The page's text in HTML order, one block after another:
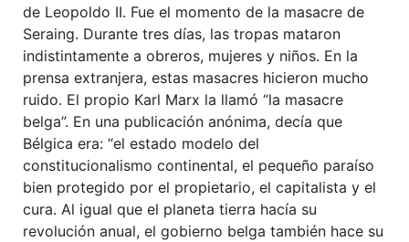
de Leopoldo II. Fue el momento de la masacre de
Seraing. Durante tres días, las tropas mataron
indistintamente a obreros, mujeres y niños. En la
prensa extranjera, estas masacres hicieron mucho
ruido. El propio Karl Marx la llamó “la masacre
belga”. En una publicación anónima, decía que
Bélgica era: “el estado modelo del
constitucionalismo continental, el pequeño paraíso
bien protegido por el propietario, el capitalista y el
cura. Al igual que el planeta tierra hacía su
revolución anual, el gobierno belga también hace su